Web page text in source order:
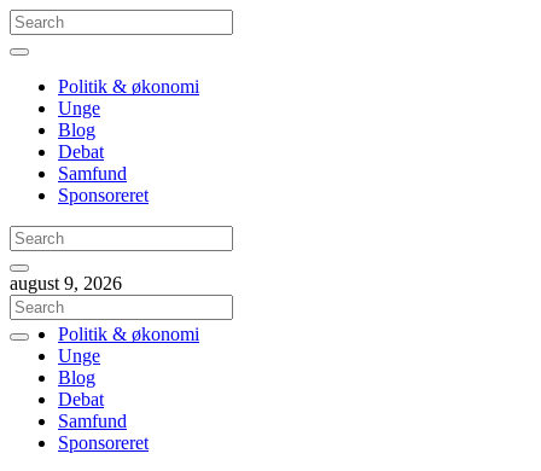
Politik & økonomi
Unge
Blog
Debat
Samfund
Sponsoreret
august 9, 2026
Politik & økonomi
Unge
Blog
Debat
Samfund
Sponsoreret